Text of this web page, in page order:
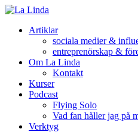
Hoppa
innehållArtiklar
sociala medier &
entreprenörskap &
Om La Linda
Kontakt
Kurser
Podcast
Flying Solo
Vad fan håller jag på
Verktyg